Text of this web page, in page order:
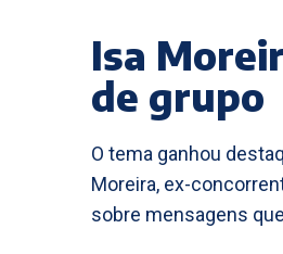
Isa
de grupo
O tema ganhou
Moreira, ex-
sobre mensagens